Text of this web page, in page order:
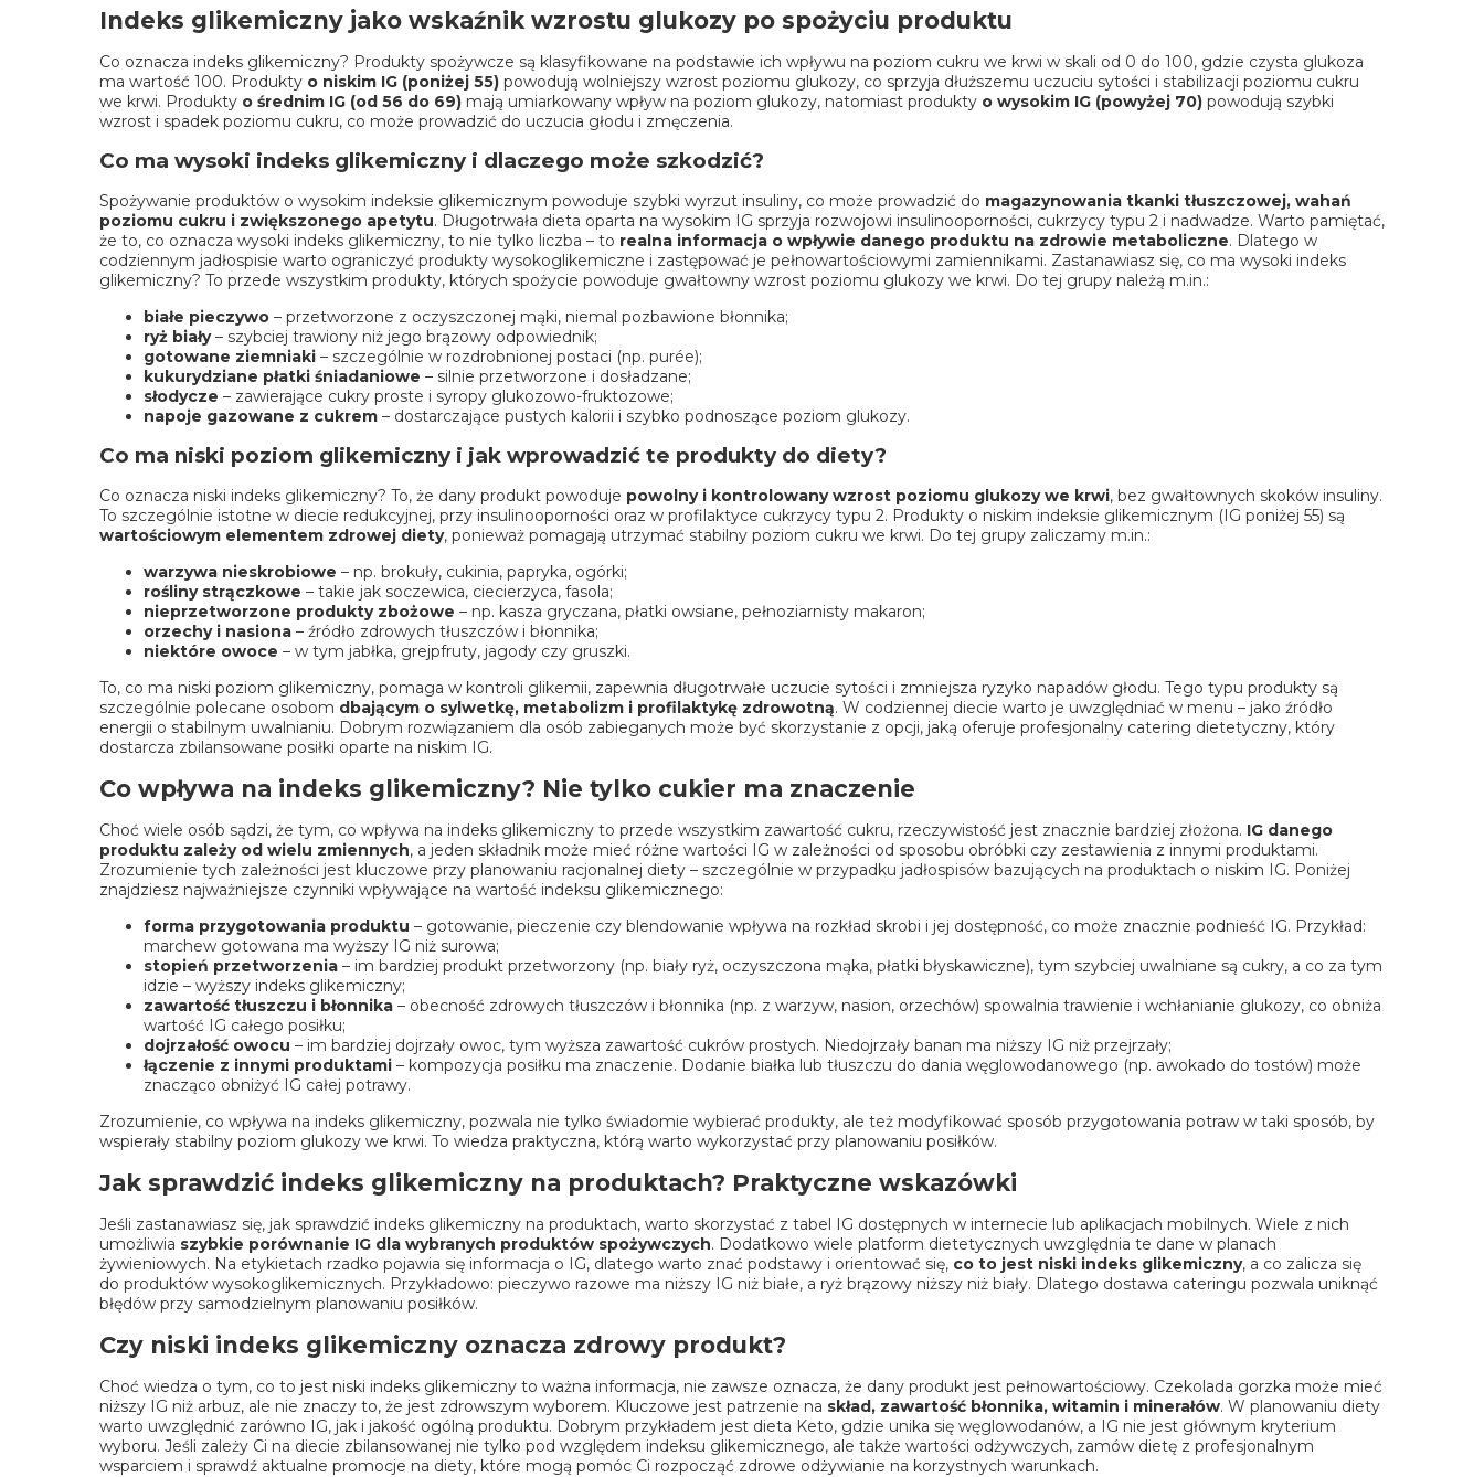
Indeks glikemiczny jako wskaźnik wzrostu glukozy po spożyciu produktu
Co oznacza indeks glikemiczny? Produkty spożywcze są klasyfikowane na podstawie ich wpływu na poziom cukru we krwi w skali od 0 do 100, gdzie czysta glukoza
ma wartość 100. Produkty o niskim IG (poniżej 55) powodują wolniejszy wzrost poziomu glukozy, co sprzyja dłuższemu uczuciu sytości i stabilizacji poziomu cukru
we krwi. Produkty o średnim IG (od 56 do 69) mają umiarkowany wpływ na poziom glukozy, natomiast produkty o wysokim IG (powyżej 70) powodują szybki
wzrost i spadek poziomu cukru, co może prowadzić do uczucia głodu i zmęczenia.
Co ma wysoki indeks glikemiczny i dlaczego może szkodzić?
Spożywanie produktów o wysokim indeksie glikemicznym powoduje szybki wyrzut insuliny, co może prowadzić do magazynowania tkanki tłuszczowej, wahań
poziomu cukru i zwiększonego apetytu. Długotrwała dieta oparta na wysokim IG sprzyja rozwojowi insulinooporności, cukrzycy typu 2 i nadwadze. Warto pamiętać,
że to, co oznacza wysoki indeks glikemiczny, to nie tylko liczba – to realna informacja o wpływie danego produktu na zdrowie metaboliczne. Dlatego w
codziennym jadłospisie warto ograniczyć produkty wysokoglikemiczne i zastępować je pełnowartościowymi zamiennikami. Zastanawiasz się, co ma wysoki indeks
glikemiczny? To przede wszystkim produkty, których spożycie powoduje gwałtowny wzrost poziomu glukozy we krwi. Do tej grupy należą m.in.:
białe pieczywo – przetworzone z oczyszczonej mąki, niemal pozbawione błonnika;
ryż biały– szybciej trawiony niż jego brązowy odpowiednik;
gotowane ziemniaki – szczególnie w rozdrobnionej postaci (np. purée);
kukurydziane płatki śniadaniowe – silnie przetworzone i dosładzane;
słodycze – zawierające cukry proste i syropy glukozowo-fruktozowe;
napoje gazowane z cukrem – dostarczające pustych kalorii i szybko podnoszące poziom glukozy.
Co ma niski poziom glikemiczny i jak wprowadzić te produkty do diety?
Co oznacza niski indeks glikemiczny? To, że dany produkt powoduje powolny i kontrolowany wzrost poziomu glukozy we krwi, bez gwałtownych skoków insuliny.
To szczególnie istotne w diecie redukcyjnej, przy insulinooporności oraz w profilaktyce cukrzycy typu 2. Produkty o niskim indeksie glikemicznym (IG poniżej 55) są
wartościowym elementem zdrowej diety, ponieważ pomagają utrzymać stabilny poziom cukru we krwi. Do tej grupy zaliczamy m.in.:
warzywa nieskrobiowe – np. brokuły, cukinia, papryka, ogórki;
rośliny strączkowe – takie jak soczewica, ciecierzyca, fasola;
nieprzetworzone produkty zbożowe – np. kasza gryczana, płatki owsiane, pełnoziarnisty makaron;
orzechy i nasiona – źródło zdrowych tłuszczów i błonnika;
niektóre owoce – w tym jabłka, grejpfruty, jagody czy gruszki.
To, co ma niski poziom glikemiczny, pomaga w kontroli glikemii, zapewnia długotrwałe uczucie sytości i zmniejsza ryzyko napadów głodu. Tego typu produkty są
szczególnie polecane osobom dbającym o sylwetkę, metabolizm i profilaktykę zdrowotną. W codziennej diecie warto je uwzględniać w menu – jako źródło
energii o stabilnym uwalnianiu. Dobrym rozwiązaniem dla osób zabieganych może być skorzystanie z opcji, jaką oferuje profesjonalny catering dietetyczny, który
dostarcza zbilansowane posiłki oparte na niskim IG.
Co wpływa na indeks glikemiczny? Nie tylko cukier ma znaczenie
Choć wiele osób sądzi, że tym, co wpływa na indeks glikemiczny to przede wszystkim zawartość cukru, rzeczywistość jest znacznie bardziej złożona. IG danego
produktu zależy od wielu zmiennych, a jeden składnik może mieć różne wartości IG w zależności od sposobu obróbki czy zestawienia z innymi produktami.
Zrozumienie tych zależności jest kluczowe przy planowaniu racjonalnej diety – szczególnie w przypadku jadłospisów bazujących na produktach o niskim IG. Poniżej
znajdziesz najważniejsze czynniki wpływające na wartość indeksu glikemicznego:
forma przygotowania produktu – gotowanie, pieczenie czy blendowanie wpływa na rozkład skrobi i jej dostępność, co może znacznie podnieść IG. Przykład:
marchew gotowana ma wyższy IG niż surowa;
stopień przetworzenia – im bardziej produkt przetworzony (np. biały ryż, oczyszczona mąka, płatki błyskawiczne), tym szybciej uwalniane są cukry, a co za tym
idzie – wyższy indeks glikemiczny;
zawartość tłuszczu i błonnika – obecność zdrowych tłuszczów i błonnika (np. z warzyw, nasion, orzechów) spowalnia trawienie i wchłanianie glukozy, co obniża
wartość IG całego posiłku;
dojrzałość owocu – im bardziej dojrzały owoc, tym wyższa zawartość cukrów prostych. Niedojrzały banan ma niższy IG niż przejrzały;
łączenie z innymi produktami – kompozycja posiłku ma znaczenie. Dodanie białka lub tłuszczu do dania węglowodanowego (np. awokado do tostów) może
znacząco obniżyć IG całej potrawy.
Zrozumienie, co wpływa na indeks glikemiczny, pozwala nie tylko świadomie wybierać produkty, ale też modyfikować sposób przygotowania potraw w taki sposób, by
wspierały stabilny poziom glukozy we krwi. To wiedza praktyczna, którą warto wykorzystać przy planowaniu posiłków.
Jak sprawdzić indeks glikemiczny na produktach? Praktyczne wskazówki
Jeśli zastanawiasz się, jak sprawdzić indeks glikemiczny na produktach, warto skorzystać z tabel IG dostępnych w internecie lub aplikacjach mobilnych. Wiele z nich
umożliwia szybkie porównanie IG dla wybranych produktów spożywczych. Dodatkowo wiele platform dietetycznych uwzględnia te dane w planach
żywieniowych. Na etykietach rzadko pojawia się informacja o IG, dlatego warto znać podstawy i orientować się, co to jest niski indeks glikemiczny, a co zalicza się
do produktów wysokoglikemicznych. Przykładowo: pieczywo razowe ma niższy IG niż białe, a ryż brązowy niższy niż biały. Dlatego dostawa cateringu pozwala uniknąć
błędów przy samodzielnym planowaniu posiłków.
Czy niski indeks glikemiczny oznacza zdrowy produkt?
Choć wiedza o tym, co to jest niski indeks glikemiczny to ważna informacja, nie zawsze oznacza, że dany produkt jest pełnowartościowy. Czekolada gorzka może mieć
niższy IG niż arbuz, ale nie znaczy to, że jest zdrowszym wyborem. Kluczowe jest patrzenie na skład, zawartość błonnika, witamin i minerałów. W planowaniu diety
warto uwzględnić zarówno IG, jak i jakość ogólną produktu. Dobrym przykładem jest dieta Keto, gdzie unika się węglowodanów, a IG nie jest głównym kryterium
wyboru. Jeśli zależy Ci na diecie zbilansowanej nie tylko pod względem indeksu glikemicznego, ale także wartości odżywczych, zamów dietę z profesjonalnym
wsparciem i sprawdź aktualne promocje na diety, które mogą pomóc Ci rozpocząć zdrowe odżywianie na korzystnych warunkach.